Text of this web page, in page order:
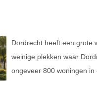
Dordrecht heeft een grote
weinige plekken waar
ongeveer 800 woningen in